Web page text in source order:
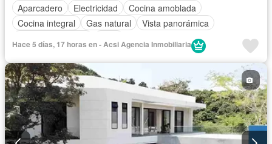
Aparcadero
Electricidad
Cocina amoblada
Cocina integral
Gas natural
Vista panorámica
Hace 5 días, 17 horas en - Acsi Agencia Inmobiliaria